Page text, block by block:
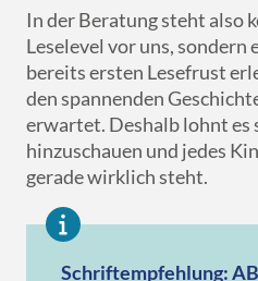
In der Beratung steht also
Leselevel vor uns, sondern
bereits ersten Lesefrust
den spannenden
erwartet. Deshalb lohnt es
hinzuschauen und jedes
gerade wirklich steht.
Schriftempfehlung: